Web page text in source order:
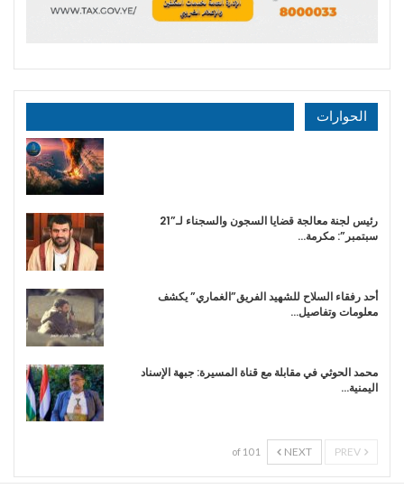
الحوارات
رئيس لجنة معالجة قضايا السجون والسجناء لـ”21
سبتمبر”: مكرمة…
أحد رفقاء السلاح للشهيد الفريق”الغماري” يكشف
معلومات وتفاصيل…
محمد الحوثي في مقابلة مع قناة المسيرة: جبهة الإسناد
اليمنية…
NEXT
1 of 10